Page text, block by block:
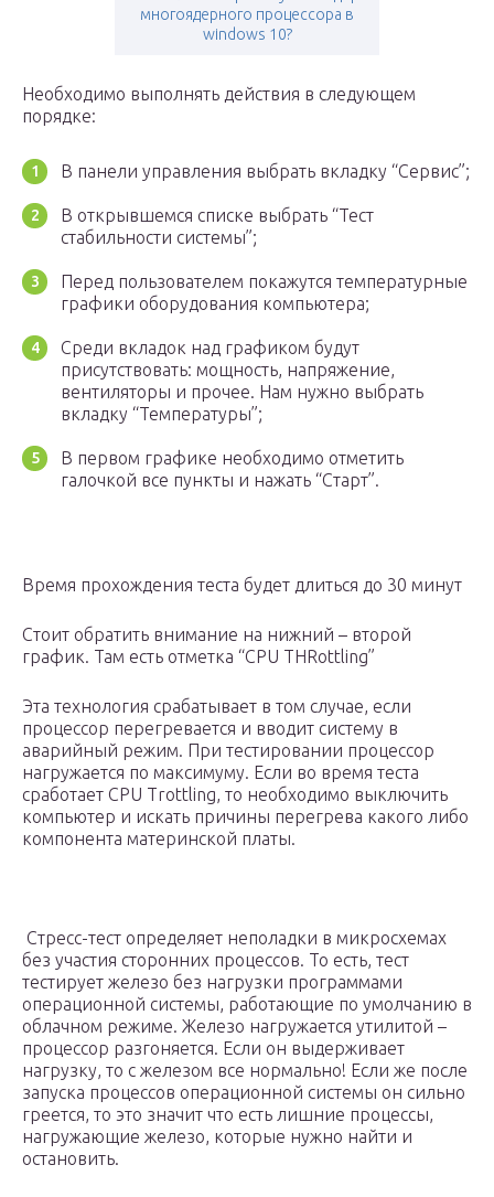
многоядерного процессора в
windows 10?
Необходимо выполнять действия в следующем
порядке:
В панели управления выбрать вкладку “Сервис”;
В открывшемся списке выбрать “Тест
стабильности системы”;
Перед пользователем покажутся температурные
графики оборудования компьютера;
Среди вкладок над графиком будут
присутствовать: мощность, напряжение,
вентиляторы и прочее. Нам нужно выбрать
вкладку “Температуры”;
В первом графике необходимо отметить
галочкой все пункты и нажать “Старт”.
Время прохождения теста будет длиться до 30 минут
Стоит обратить внимание на нижний – второй
график. Там есть отметка “CPU THRottling”
Эта технология срабатывает в том случае, если
процессор перегревается и вводит систему в
аварийный режим. При тестировании процессор
нагружается по максимуму. Если во время теста
сработает CPU Trottling, то необходимо выключить
компьютер и искать причины перегрева какого либо
компонента материнской платы.
Стресс-тест определяет неполадки в микросхемах
без участия сторонних процессов. То есть, тест
тестирует железо без нагрузки программами
операционной системы, работающие по умолчанию в
облачном режиме. Железо нагружается утилитой –
процессор разгоняется. Если он выдерживает
нагрузку, то с железом все нормально! Если же после
запуска процессов операционной системы он сильно
греется, то это значит что есть лишние процессы,
нагружающие железо, которые нужно найти и
остановить.